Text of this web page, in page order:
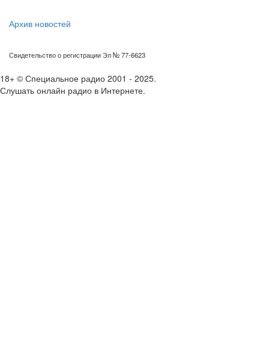
Архив новостей
Свидетельство о регистрации Эл № 77-6623
18+ © Специальное радио 2001 - 2025.
Слушать онлайн радио в Интернете.